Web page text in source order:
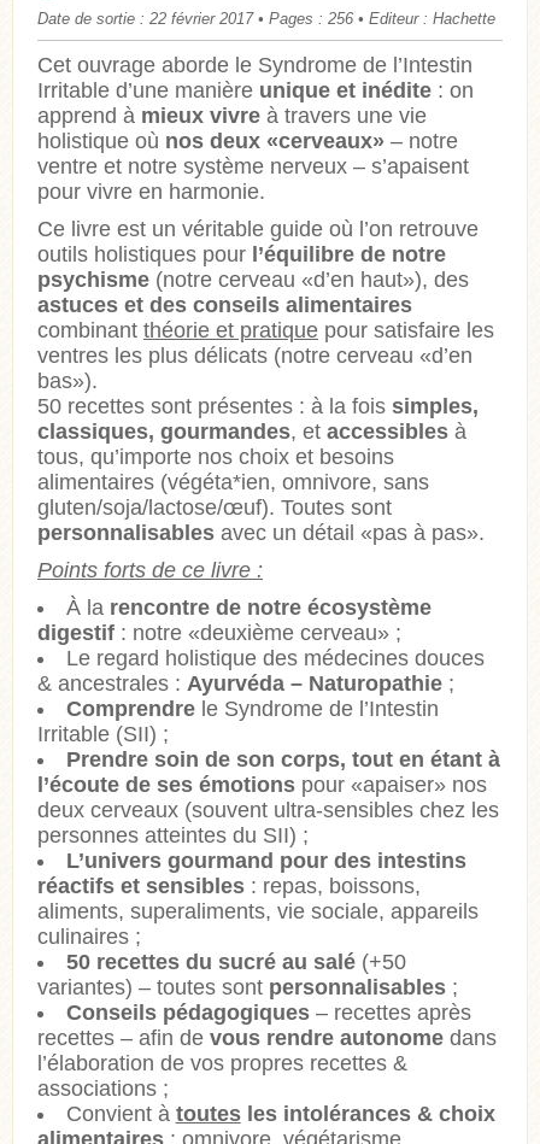
Date de sortie : 22 février 2017 • Pages : 256 • Editeur : Hachette
Cet ouvrage aborde le Syndrome de l’Intestin
Irritable d’une manière unique et inédite : on
apprend à mieux vivre à travers une vie
holistique où nos deux «cerveaux» – notre
ventre et notre système nerveux – s’apaisent
pour vivre en harmonie.
Ce livre est un véritable guide où l’on retrouve
outils holistiques pour l’équilibre de notre
psychisme (notre cerveau «d’en haut»), des
astuces et des conseils alimentaires
combinant théorie et pratique pour satisfaire les
ventres les plus délicats (notre cerveau «d’en
bas»).
50 recettes sont présentes : à la fois simples,
classiques, gourmandes, et accessibles à
tous, qu’importe nos choix et besoins
alimentaires (végéta*ien, omnivore, sans
gluten/soja/lactose/œuf). Toutes sont
personnalisables avec un détail «pas à pas».
Points forts de ce livre :
À la rencontre de notre écosystème
digestif : notre «deuxième cerveau» ;
Le regard holistique des médecines douces
& ancestrales : Ayurvéda – Naturopathie ;
Comprendrele Syndrome de l’Intestin
Irritable (SII) ;
Prendre soin de son corps, tout en étant à
l’écoute de ses émotions pour «apaiser» nos
deux cerveaux (souvent ultra-sensibles chez les
personnes atteintes du SII) ;
L’univers gourmand pour des intestins
réactifs et sensibles : repas, boissons,
aliments, superaliments, vie sociale, appareils
culinaires ;
50 recettes du sucré au salé(+50
variantes) – toutes sont personnalisables ;
Conseils pédagogiques– recettes après
recettes – afin de vous rendre autonome dans
l’élaboration de vos propres recettes &
associations ;
Convient à toutes les intolérances & choix